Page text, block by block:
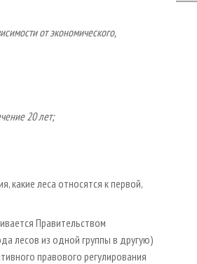
от экономического,
20 лет;
какие леса относятся к первой,
Правительством
лесов из одной группы в другую)
правового регулирования